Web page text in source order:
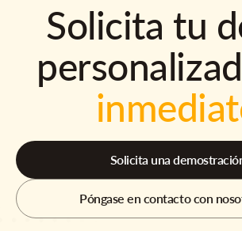
Solicita tu
Solicita una
Póngase en contacto con